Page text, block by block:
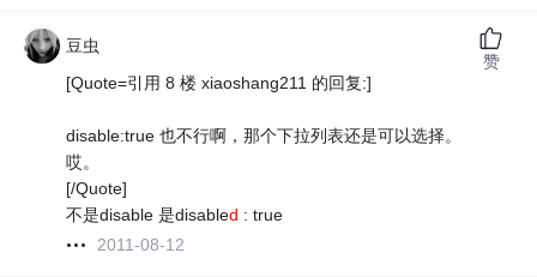
豆虫
[Quote=引用 8 楼 xiaoshang211 的回复:]
disable:true 也不行啊，那个下拉列表还是可以选择。
哎。
[/Quote]
不是disable 是disabled : true
2011-08-12
赞